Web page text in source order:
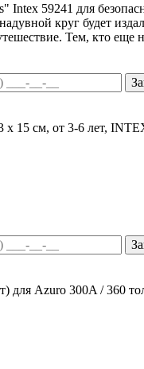
59241 для
круг будет
Тем, кто
х 15 см, от 3-6 лет,
для Azuro 300A / 360